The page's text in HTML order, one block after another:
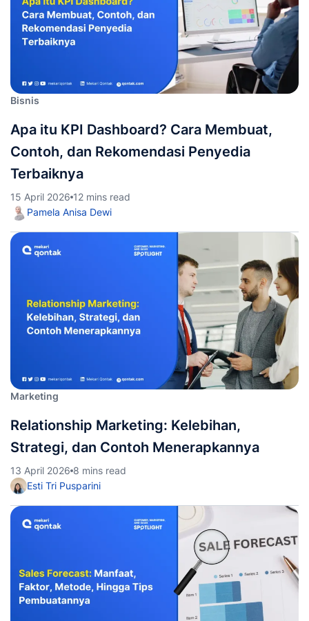
Bisnis
Apa itu KPI Dashboard? Cara Membuat,
Contoh, dan Rekomendasi Penyedia
Terbaiknya
15 April 2026 12 mins read
Pamela Anisa Dewi
Marketing
Relationship Marketing: Kelebihan,
Strategi, dan Contoh Menerapkannya
13 April 2026 8 mins read
Esti Tri Pusparini